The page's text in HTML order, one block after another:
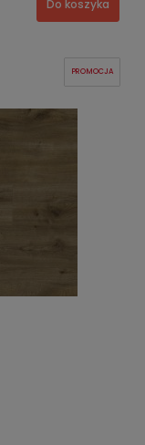
Do koszyka
PROMOCJA